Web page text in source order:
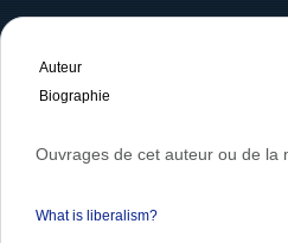
Auteur
Biographie
Ouvrages de cet auteur ou de la
What is liberalism?